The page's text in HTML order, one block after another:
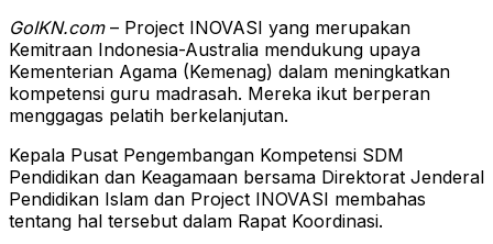
GoIKN.com– Project INOVASI yang merupakan
Kemitraan Indonesia-Australia mendukung upaya
Kementerian Agama (Kemenag) dalam meningkatkan
kompetensi guru madrasah. Mereka ikut berperan
menggagas pelatih berkelanjutan.
Kepala Pusat Pengembangan Kompetensi SDM
Pendidikan dan Keagamaan bersama Direktorat Jenderal
Pendidikan Islam dan Project INOVASI membahas
tentang hal tersebut dalam Rapat Koordinasi.